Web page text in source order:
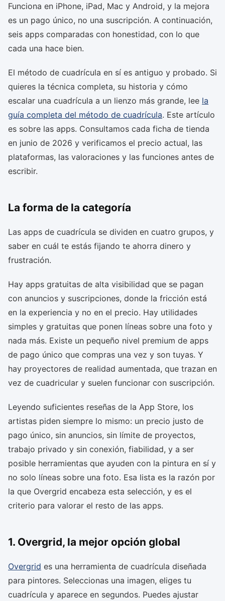
Funciona en iPhone, iPad, Mac y Android, y la mejora
es un pago único, no una suscripción. A continuación,
seis apps comparadas con honestidad, con lo que
cada una hace bien.
El método de cuadrícula en sí es antiguo y probado. Si
quieres la técnica completa, su historia y cómo
escalar una cuadrícula a un lienzo más grande, lee la
guía completa del método de cuadrícula. Este artículo
es sobre las apps. Consultamos cada ficha de tienda
en junio de 2026 y verificamos el precio actual, las
plataformas, las valoraciones y las funciones antes de
escribir.
La forma de la categoría
Las apps de cuadrícula se dividen en cuatro grupos, y
saber en cuál te estás fijando te ahorra dinero y
frustración.
Hay apps gratuitas de alta visibilidad que se pagan
con anuncios y suscripciones, donde la fricción está
en la experiencia y no en el precio. Hay utilidades
simples y gratuitas que ponen líneas sobre una foto y
nada más. Existe un pequeño nivel premium de apps
de pago único que compras una vez y son tuyas. Y
hay proyectores de realidad aumentada, que trazan en
vez de cuadricular y suelen funcionar con suscripción.
Leyendo suficientes reseñas de la App Store, los
artistas piden siempre lo mismo: un precio justo de
pago único, sin anuncios, sin límite de proyectos,
trabajo privado y sin conexión, fiabilidad, y a ser
posible herramientas que ayuden con la pintura en sí y
no solo líneas sobre una foto. Esa lista es la razón por
la que Overgrid encabeza esta selección, y es el
criterio para valorar el resto de las apps.
1. Overgrid, la mejor opción global
Overgrid es una herramienta de cuadrícula diseñada
para pintores. Seleccionas una imagen, eliges tu
cuadrícula y aparece en segundos. Puedes ajustar